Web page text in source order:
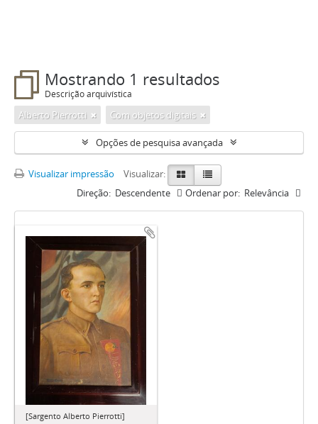
Mostrando 1 resultados
Descrição arquivística
Alberto Pierrotti Com objetos digitais
Opções de pesquisa avançada
Visualizar impressão
Visualizar:
Ordenar por: Relevância
Direção: Descendente
[Sargento Alberto Pierrotti]